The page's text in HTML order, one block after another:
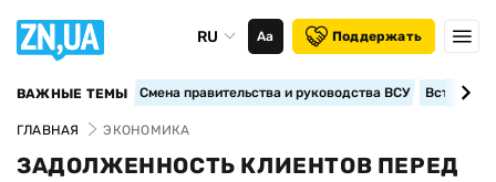
RU Аа Поддержать
ВАЖНЫЕ ТЕМЫ Смена правительства и руководства ВСУ
ГЛАВНАЯ ЭКОНОМИКА
ЗАДОЛЖЕННОСТЬ КЛИЕНТОВ ПЕРЕД